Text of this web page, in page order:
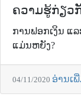
ຄວາມຮູ້ກ່ຽວ
ການຟອກເງິນ ແ
ແມ່ນຫຍັງ?
04/11/2020 ອ່ານເພີ່